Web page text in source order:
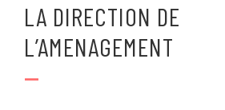
LA DIRECTION DE
L’AMENAGEMENT
—